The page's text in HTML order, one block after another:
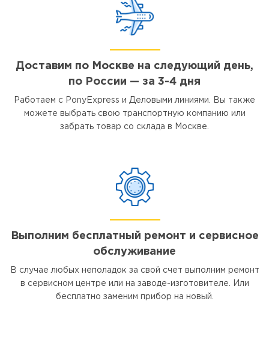
Доставим по Москве на следующий день,
по России — за 3-4 дня
Работаем с PonyExpress и Деловыми линиями. Вы также
можете выбрать свою транспортную компанию или
забрать товар со склада в Москве.
Выполним бесплатный ремонт и сервисное
обслуживание
В случае любых неполадок за свой счет выполним ремонт
в сервисном центре или на заводе-изготовителе. Или
бесплатно заменим прибор на новый.